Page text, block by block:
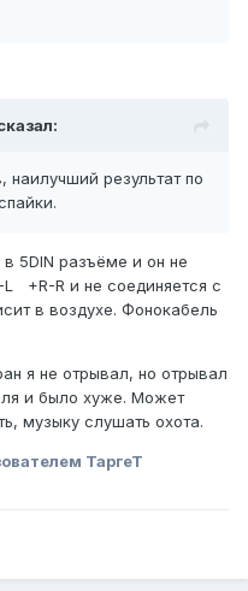
наилучший результат по
5DIN разъёме и он не
L +R-R и не соединяется с
в воздухе. Фонокабель
я не отрывал, но отрывал
и было хуже. Может
музыку слушать охота.
ТаргеТ